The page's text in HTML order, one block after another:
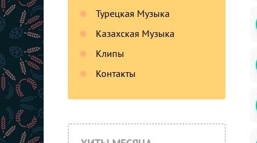
Турецкая Музыка
Казахская Музыка
Клипы
Контакты